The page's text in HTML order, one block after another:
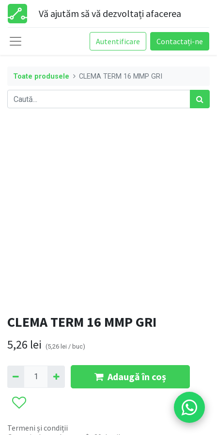
Vă ajutăm să vă dezvoltați afacerea
Autentificare Contactați-ne
Toate produsele CLEMA TERM 16 MMP GRI
CLEMA TERM 16 MMP GRI
5,26 lei (5,26 lei / buc)
Adaugă în coș
Termeni și condiții